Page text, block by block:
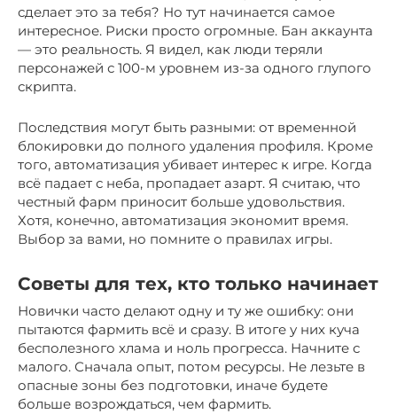
сделает это за тебя? Но тут начинается самое
интересное. Риски просто огромные. Бан аккаунта
— это реальность. Я видел, как люди теряли
персонажей с 100-м уровнем из-за одного глупого
скрипта.
Последствия могут быть разными: от временной
блокировки до полного удаления профиля. Кроме
того, автоматизация убивает интерес к игре. Когда
всё падает с неба, пропадает азарт. Я считаю, что
честный фарм приносит больше удовольствия.
Хотя, конечно, автоматизация экономит время.
Выбор за вами, но помните о правилах игры.
Советы для тех, кто только начинает
Новички часто делают одну и ту же ошибку: они
пытаются фармить всё и сразу. В итоге у них куча
бесполезного хлама и ноль прогресса. Начните с
малого. Сначала опыт, потом ресурсы. Не лезьте в
опасные зоны без подготовки, иначе будете
больше возрождаться, чем фармить.